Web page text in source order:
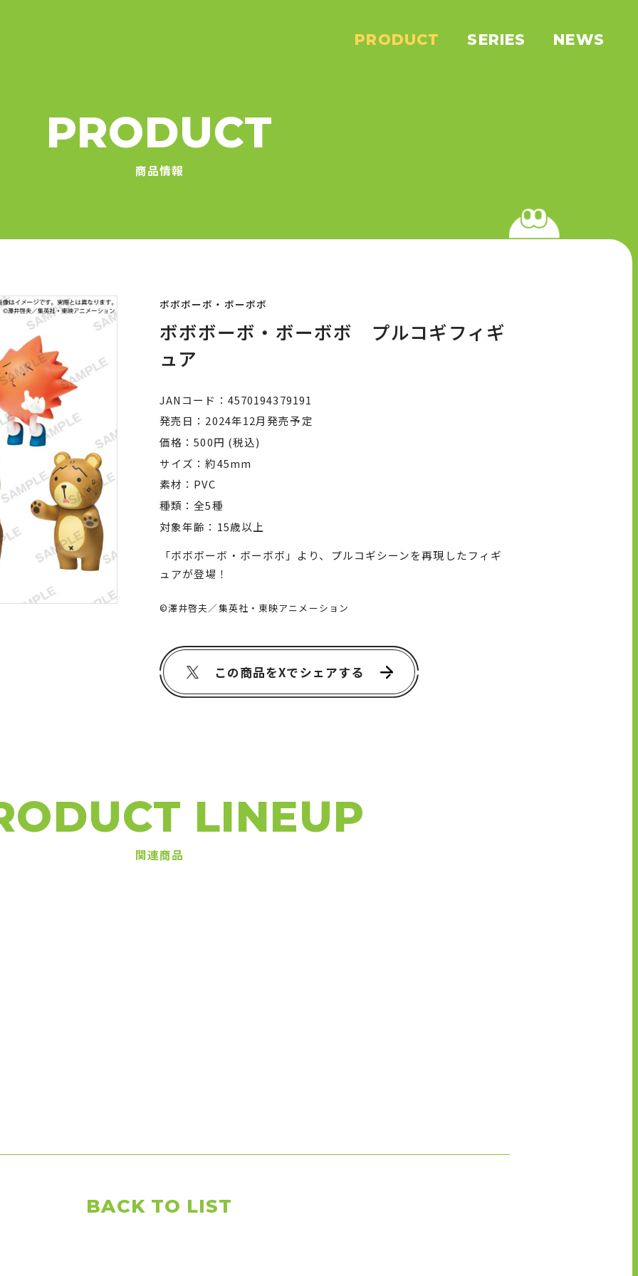
PRODUCT SERIES NEWS
PRODUCT
商品情報
ボボボーボ・ボーボボ
ボボボーボ・ボーボボ プルコギフィギ
ュア
JANコード
4570194379191
発売日
2024年12月発売予定
価格
500円 (税込)
サイズ
約45mm
素材
PVC
種類
全5種
対象年齢
15歳以上
「ボボボーボ・ボーボボ」より、プルコギシーンを再現したフィギ
ュアが登場！
©澤井啓夫／集英社・東映アニメーション
この商品をXでシェアする
LINEUP
関連商品
BACK TO LIST